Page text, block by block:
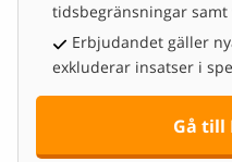
tidsbegränsningar
Erbjudandet gäller
exkluderar insatser i
Gå till